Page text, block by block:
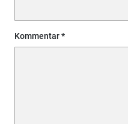
Kommentar